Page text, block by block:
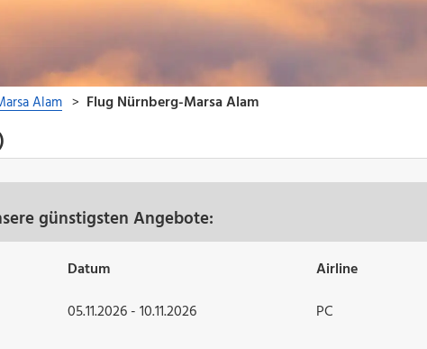
günstigsten Angebote:
Datum Airline
05.11.2026 - 10.11.2026 PC